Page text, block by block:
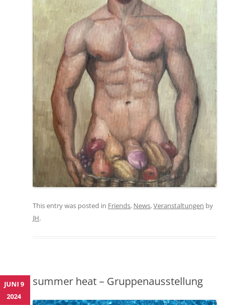
This entry was posted in Friends, News,Veranstaltungen by
JH.
summer heat – Gruppenausstellung
JUNI 9
2024